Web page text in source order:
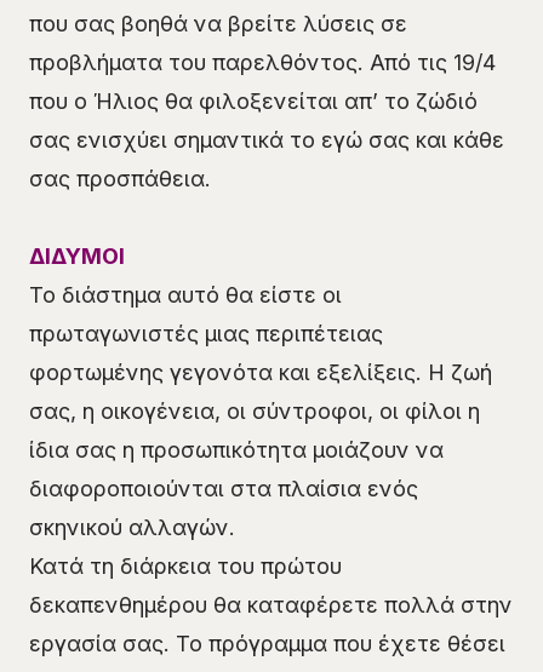
που σας βοηθά να βρείτε λύσεις σε
προβλήματα του παρελθόντος. Από τις 19/4
που ο Ήλιος θα φιλοξενείται απ’ το ζώδιό
σας ενισχύει σημαντικά το εγώ σας και κάθε
σας προσπάθεια.
ΔΙΔΥΜΟΙ
Το διάστημα αυτό θα είστε οι
πρωταγωνιστές μιας περιπέτειας
φορτωμένης γεγονότα και εξελίξεις. Η ζωή
σας, η οικογένεια, οι σύντροφοι, οι φίλοι η
ίδια σας η προσωπικότητα μοιάζουν να
διαφοροποιούνται στα πλαίσια ενός
σκηνικού αλλαγών.
Κατά τη διάρκεια του πρώτου
δεκαπενθημέρου θα καταφέρετε πολλά στην
εργασία σας. Το πρόγραμμα που έχετε θέσει